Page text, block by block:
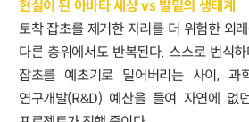
현실이 된 아바타 세상 vs 발밑의 생태계
토착 잡초를 제거한 자리를 더 위험한 외
다른 층위에서도 반복된다. 스스로 번식
잡초를 예초기로 밀어버리는 사이, 과
연구개발(R&D) 예산을 들여 자연에 없